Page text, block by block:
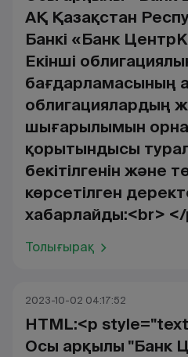
АҚ Қазақстан
Банкі «Банк
Екінші
бағдарламасының
облигациялардың
шығарылымын
қорытындысы
бекітілгенін және
көрсетілген
хабарлайды:<br>
Толығырақ
2023-10-02 04:17:52
HTML:<p
Осы арқылы "Банк